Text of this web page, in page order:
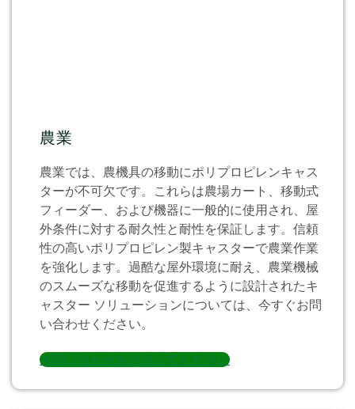
農業
農業では、農機具の移動にポリプロピレンキャス
ターが不可欠です。これらは農場カート、移動式
フィーダー、および機器に一般的に使用され、屋
外条件に対する耐久性と耐性を保証します。信頼
性の高いポリプロピレン製キャスターで農業作業
を強化します。過酷な屋外環境に耐え、農業機械
のスムーズな移動を促進するように設計されたキ
ャスター ソリューションについては、今すぐお問
い合わせください。
お問い合わせを送信してください